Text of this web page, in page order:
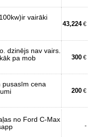
vairāki
43,224€
dzinējs nav vairs.
pa mob
300 €
pusasīm cena
200 €
no Ford C-Max
-